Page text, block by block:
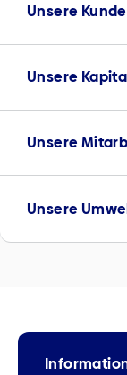
Unsere
Unsere
Unsere
Unsere